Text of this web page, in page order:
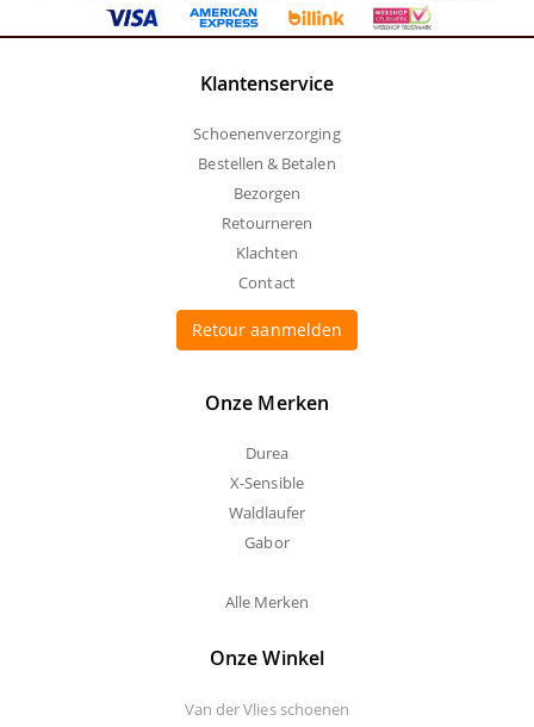
Klantenservice
Schoenenverzorging
Bestellen & Betalen
Bezorgen
Retourneren
Klachten
Contact
Retour aanmelden
Onze Merken
Durea
X-Sensible
Waldlaufer
Gabor
Alle Merken
Onze Winkel
Van der Vlies schoenen